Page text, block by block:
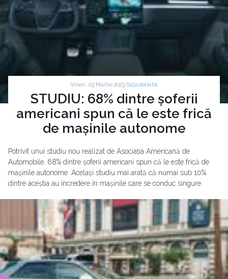
Vineri, 03 Martie 2023 | SIGURANTA
STUDIU: 68% dintre șoferii
americani spun că le este frică
de mașinile autonome
Potrivit unui studiu nou realizat de Asociația Americană de
Automobile, 68% dintre șoferii americani spun că le este frică de
mașinile autonome. Același studiu mai arată că numai sub 10%
dintre aceștia au încredere în mașinile care se conduc singure.